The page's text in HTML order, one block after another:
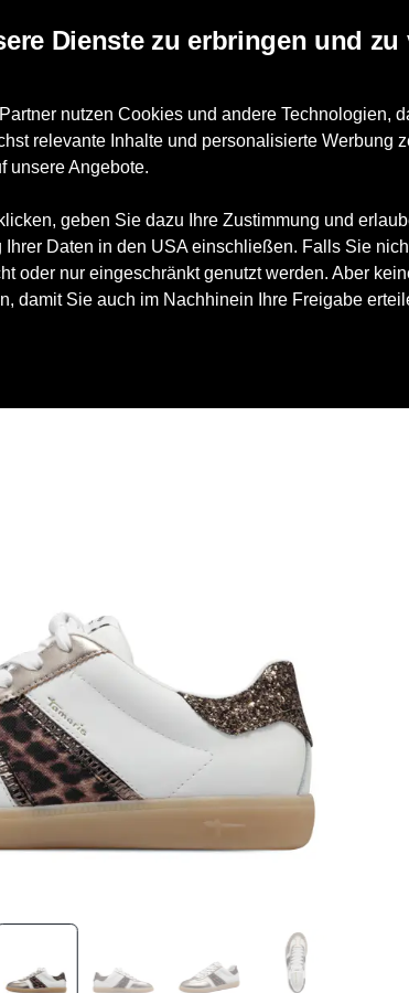
Dienste zu erbringen und zu
nutzen Cookies und andere Technologien,
relevante Inhalte und personalisierte Werbung
unsere Angebote.
geben Sie dazu Ihre Zustimmung und
Daten in den USA einschließen. Falls Sie
oder nur eingeschränkt genutzt werden. Aber
damit Sie auch im Nachhinein Ihre Freigabe
Kinderschuhe Accessoires WIR-Zahlung